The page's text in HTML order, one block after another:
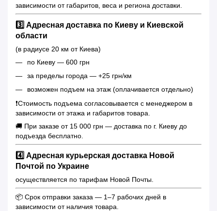
зависимости от габаритов, веса и региона доставки.
3️⃣ Адресная доставка по Киеву и Киевской
области
(в радиусе 20 км от Киева)
по Киеву — 600 грн
за пределы города — +25 грн/км
возможен подъем на этаж (оплачивается отдельно)
❗️Стоимость подъема согласовывается с менеджером в
зависимости от этажа и габаритов товара.
🚚 При заказе от 15 000 грн — доставка по г. Киеву до
подъезда бесплатно.
4️⃣ Адресная курьерская доставка Новой
Почтой по Украине
осуществляется по тарифам Новой Почты.
📦 Срок отправки заказа — 1–7 рабочих дней в
зависимости от наличия товара.